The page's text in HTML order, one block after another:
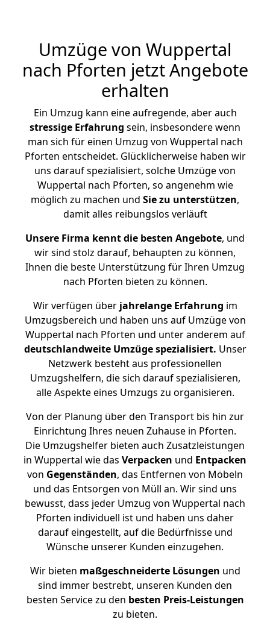
Umzüge von Wuppertal
nach Pforten jetzt Angebote
erhalten
Ein Umzug kann eine aufregende, aber auch
stressige Erfahrung sein, insbesondere wenn
man sich für einen Umzug von Wuppertal nach
Pforten entscheidet. Glücklicherweise haben wir
uns darauf spezialisiert, solche Umzüge von
Wuppertal nach Pforten, so angenehm wie
möglich zu machen und Sie zu unterstützen,
damit alles reibungslos verläuft
Unsere Firma kennt die besten Angebote, und
wir sind stolz darauf, behaupten zu können,
Ihnen die beste Unterstützung für Ihren Umzug
nach Pforten bieten zu können.
Wir verfügen überjahrelange Erfahrung im
Umzugsbereich und haben uns auf Umzüge von
Wuppertal nach Pforten und unter anderem auf
deutschlandweite Umzüge spezialisiert. Unser
Netzwerk besteht aus professionellen
Umzugshelfern, die sich darauf spezialisieren,
alle Aspekte eines Umzugs zu organisieren.
Von der Planung über den Transport bis hin zur
Einrichtung Ihres neuen Zuhause in Pforten.
Die Umzugshelfer bieten auch Zusatzleistungen
in Wuppertal wie das Verpacken und Entpacken
von Gegenständen, das Entfernen von Möbeln
und das Entsorgen von Müll an. Wir sind uns
bewusst, dass jeder Umzug von Wuppertal nach
Pforten individuell ist und haben uns daher
darauf eingestellt, auf die Bedürfnisse und
Wünsche unserer Kunden einzugehen.
Wir bieten maßgeschneiderte Lösungen und
sind immer bestrebt, unseren Kunden den
besten Service zu den besten Preis-Leistungen
zu bieten.